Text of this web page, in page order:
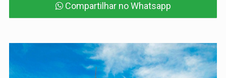
Compartilhar no Whatsapp